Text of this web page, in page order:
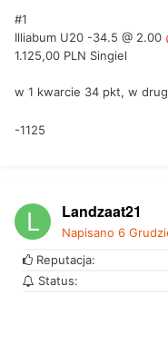
#1
Illiabum U20 -34.5 @ 2.00
1.125,00 PLN Singiel
w 1 kwarcie 34 pkt, w
-1125
Landzaat21
Napisano 6
Reputacja:
Status: